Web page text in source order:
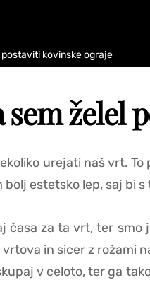
postaviti kovinske ograje
želel
urejati naš vrt.
estetsko lep, saj bi
časa za ta vrt, ter
in sicer z rožami
v celoto, ter ga